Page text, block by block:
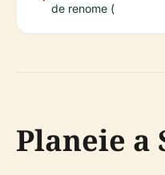
de renome (
Planeie a